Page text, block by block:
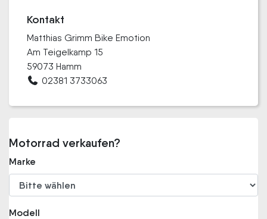
Kontakt
Matthias Grimm Bike Emotion
Am Teigelkamp 15
59073 Hamm
02381 3733063
Motorrad verkaufen?
Marke
Modell